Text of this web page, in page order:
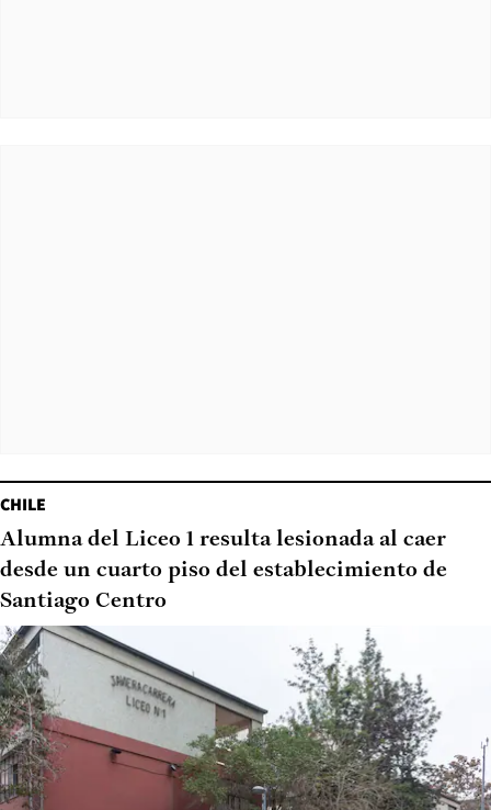
CHILE
Alumna del Liceo 1 resulta lesionada al caer
desde un cuarto piso del establecimiento de
Santiago Centro